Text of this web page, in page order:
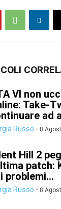
VI non
Take-
ad
Russo - 8
Hill 2
patch:
problemi...
Russo - 8